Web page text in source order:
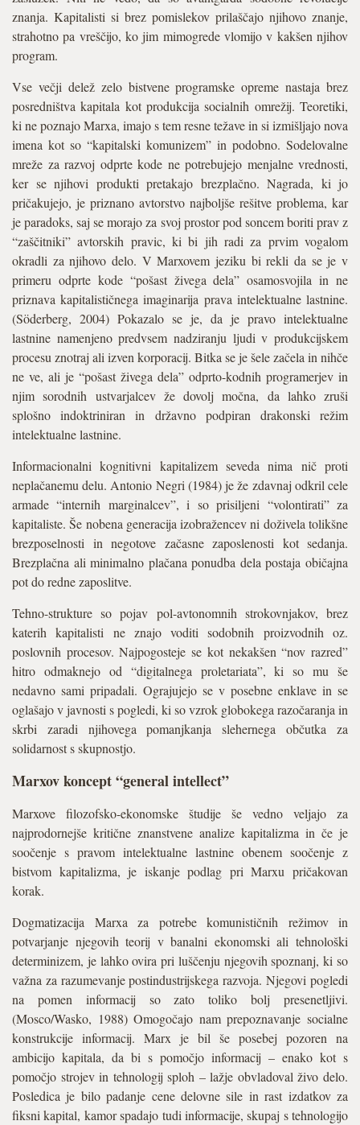
znanja. Kapitalisti si brez pomislekov prilaščajo njihovo znanje,
strahotno pa vreščijo, ko jim mimogrede vlomijo v kakšen njihov
program.
Vse večji delež zelo bistvene programske opreme nastaja brez
posredništva kapitala kot produkcija socialnih omrežij. Teoretiki,
ki ne poznajo Marxa, imajo s tem resne težave in si izmišljajo nova
imena kot so “kapitalski komunizem” in podobno. Sodelovalne
mreže za razvoj odprte kode ne potrebujejo menjalne vrednosti,
ker se njihovi produkti pretakajo brezplačno. Nagrada, ki jo
pričakujejo, je priznano avtorstvo najboljše rešitve problema, kar
je paradoks, saj se morajo za svoj prostor pod soncem boriti prav z
“zaščitniki” avtorskih pravic, ki bi jih radi za prvim vogalom
okradli za njihovo delo. V Marxovem jeziku bi rekli da se je v
primeru odprte kode “pošast živega dela” osamosvojila in ne
priznava kapitalističnega imaginarija prava intelektualne lastnine.
(Söderberg, 2004) Pokazalo se je, da je pravo intelektualne
lastnine namenjeno predvsem nadziranju ljudi v produkcijskem
procesu znotraj ali izven korporacij. Bitka se je šele začela in nihče
ne ve, ali je “pošast živega dela” odprto-kodnih programerjev in
njim sorodnih ustvarjalcev že dovolj močna, da lahko zruši
splošno indoktriniran in državno podpiran drakonski režim
intelektualne lastnine.
Informacionalni kognitivni kapitalizem seveda nima nič proti
neplačanemu delu. Antonio Negri (1984) je že zdavnaj odkril cele
armade “internih marginalcev”, i so prisiljeni “volontirati” za
kapitaliste. Še nobena generacija izobražencev ni doživela tolikšne
brezposelnosti in negotove začasne zaposlenosti kot sedanja.
Brezplačna ali minimalno plačana ponudba dela postaja običajna
pot do redne zaposlitve.
Tehno-strukture so pojav pol-avtonomnih strokovnjakov, brez
katerih kapitalisti ne znajo voditi sodobnih proizvodnih oz.
poslovnih procesov. Najpogosteje se kot nekakšen “nov razred”
hitro odmaknejo od “digitalnega proletariata”, ki so mu še
nedavno sami pripadali. Ograjujejo se v posebne enklave in se
oglašajo v javnosti s pogledi, ki so vzrok globokega razočaranja in
skrbi zaradi njihovega pomanjkanja slehernega občutka za
solidarnost s skupnostjo.
Marxov koncept “general intellect”
Marxove filozofsko-ekonomske študije še vedno veljajo za
najprodornejše kritične znanstvene analize kapitalizma in če je
soočenje s pravom intelektualne lastnine obenem soočenje z
bistvom kapitalizma, je iskanje podlag pri Marxu pričakovan
korak.
Dogmatizacija Marxa za potrebe komunističnih režimov in
potvarjanje njegovih teorij v banalni ekonomski ali tehnološki
determinizem, je lahko ovira pri luščenju njegovih spoznanj, ki so
važna za razumevanje postindustrijskega razvoja. Njegovi pogledi
na pomen informacij so zato toliko bolj presenetljivi.
(Mosco/Wasko, 1988) Omogočajo nam prepoznavanje socialne
konstrukcije informacij. Marx je bil še posebej pozoren na
ambicijo kapitala, da bi s pomočjo informacij – enako kot s
pomočjo strojev in tehnologij sploh – lažje obvladoval živo delo.
Posledica je bilo padanje cene delovne sile in rast izdatkov za
fiksni kapital, kamor spadajo tudi informacije, skupaj s tehnologijo